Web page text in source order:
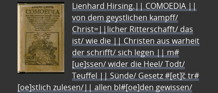
Lienhard Hirsing.|| COMOEDIA ||
von dem geystlichen kampff/
Christ=||licher Ritterschafft/ das
ist/ wie die || Christen aus warheit
der schrifft/ sich legen || m#
[ue]ssen/ wider die Heel/ Todt/
Teuffel || Sünde/ Gesetz #[et]c̃ tr#
[oe]stlich zulesen/|| allen bl#[oe]den gewissen/